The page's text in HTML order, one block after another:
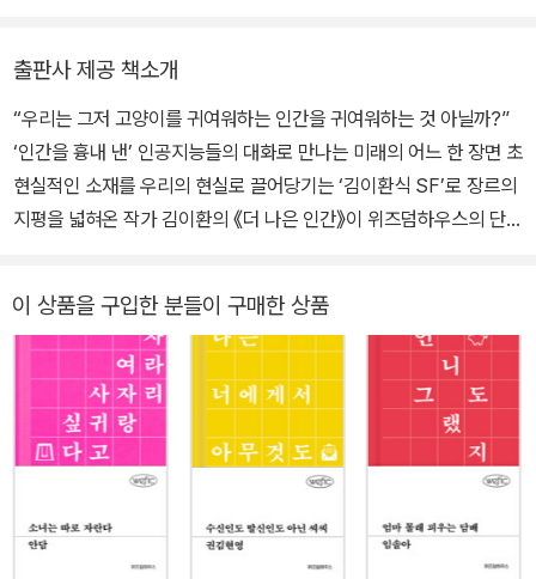
상했다.
출판사 제공 책소개
“우리는 그저 고양이를 귀여워하는 인간을 귀여워하는 것 아닐까?”
‘인간을 흉내 낸’ 인공지능들의 대화로 만나는 미래의 어느 한 장면 초
현실적인 소재를 우리의 현실로 끌어당기는 ‘김이환식 SF’로 장르의
지평을 넓혀온 작가 김이환의 《더 나은 인간》이 위즈덤하우스의 단편
선보인다. 인류보다 고차원적인 지성과 인식을 가진 특이점 이후의
인공지능들은 인간을 ‘더 나은 인간’으로 만든다는 과제에 몰두한다.
새로 태어난 인공지능 ‘우팔리’는 자신의 역할을 정하기 위해 선배 인
공지능들과 상담을 시작한다. 다른 인공지능을 돕는 인공지능 ‘하드
리아누스’, 가정집에서 일하는 ‘트라야누스’, 국세청에서 회계를 담당
하는 ‘수부티’, 그리고 높은 차원의 인공지능 ‘아난다’. 한 가족을 담당
하며 친해진 네 인공지능은 인간 가족의 해체와 죽음을 경험하며 각
자의 딜레마에 직면한다. “인공지능은 인간을 ‘돕는다’와 ‘조종한다’
이 상품을 구입한 분들이 구매한 상품